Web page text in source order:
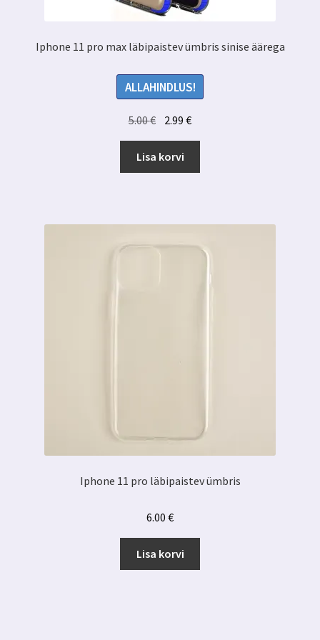
Iphone 11 pro max läbipaistev ümbris sinise äärega
ALLAHINDLUS!
5.00€ Algne
hind
oli:
5.00 €.
2.99€Praegune
hind
2.99 €.
Lisa korvi
Iphone 11 pro läbipaistev ümbris
6.00 €
Lisa korvi